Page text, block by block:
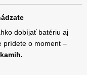
dobíjať batériu aj
prídete o moment –